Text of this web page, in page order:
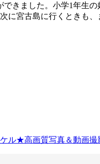
きました。小学1年生
に宮古島に行くときも
ル★高画質写真＆動画